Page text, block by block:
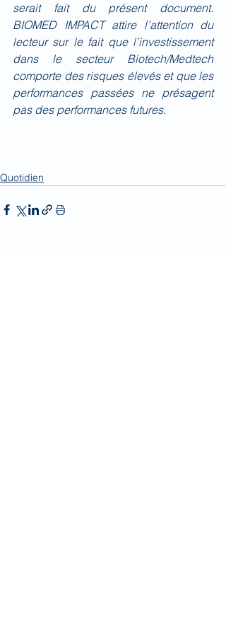
serait fait du présent document.
BIOMED IMPACT attire l’attention du
lecteur sur le fait que l’investissement
dans le secteur Biotech/Medtech
comporte des risques élevés et que les
performances passées ne présagent
pas des performances futures.
Quotidien